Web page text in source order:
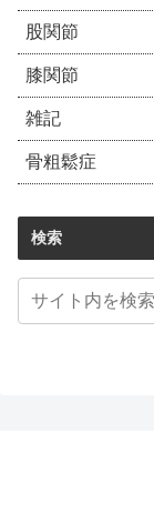
股関節
膝関節
雑記
骨粗鬆症
検索